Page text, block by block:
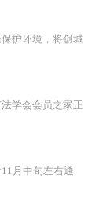
护环境，将创城
学会会员之家正
月中旬左右通